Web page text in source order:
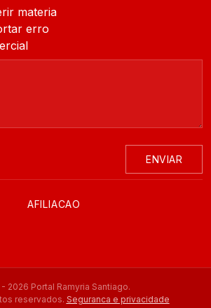
materia
erro
ENVIAR
AFILIACAO
2026 Portal Ramyria Santiago.
reservados. Seguranca e privacidade